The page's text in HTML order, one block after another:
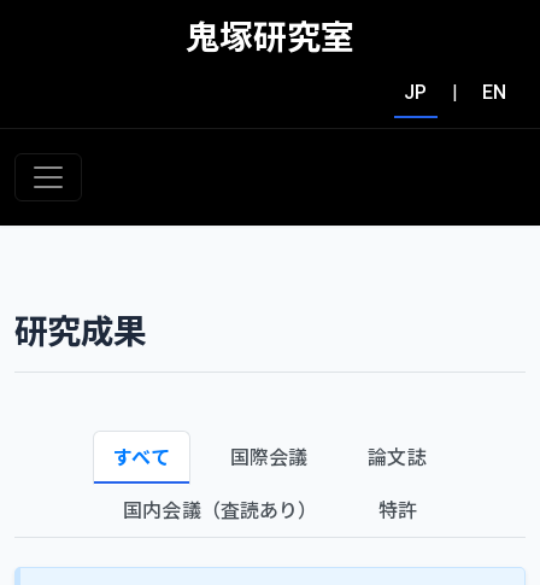
鬼塚研究室
JP | EN
研究成果
すべて 国際会議 論文誌
国内会議（査読あり） 特許